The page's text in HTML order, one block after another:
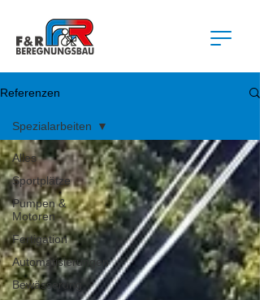
Referenzen
Alles
Sportplätze
Pumpen &
Motoren
Fertigation
Automatisierungen
Bewässerung
Spezialarbeiten